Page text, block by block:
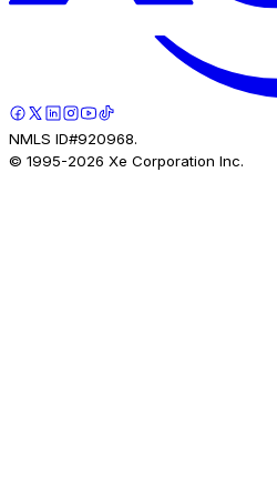
NMLS ID#920968.
© 1995-2026 Xe Corporation Inc.